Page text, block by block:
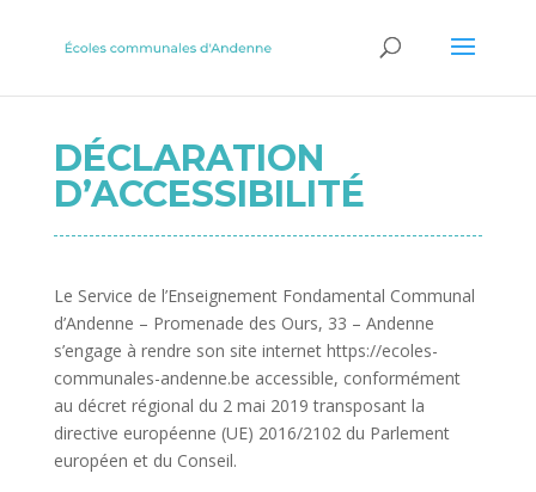
DÉCLARATION
D’ACCESSIBILITÉ
Le Service de l’Enseignement Fondamental Communal
d’Andenne – Promenade des Ours, 33 – Andenne
s’engage à rendre son site internet https://ecoles-
communales-andenne.be accessible, conformément
au décret régional du 2 mai 2019 transposant la
directive européenne (UE) 2016/2102 du Parlement
européen et du Conseil.